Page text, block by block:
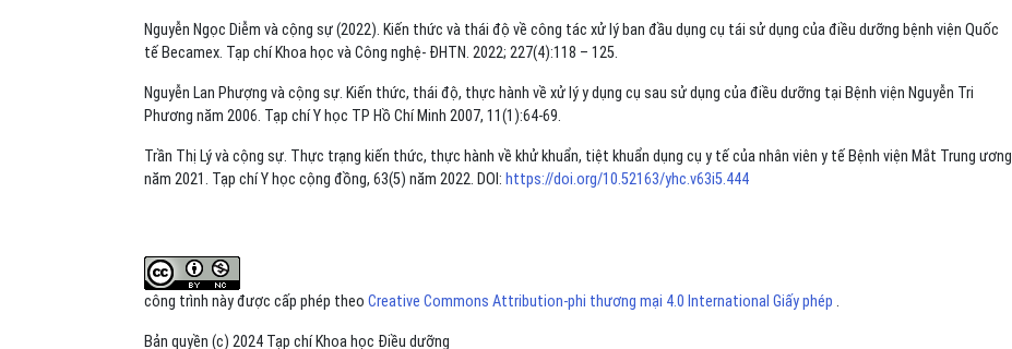
Nguyễn Ngọc Diễm và cộng sự (2022). Kiến thức và thái độ về công tác xử lý ban đầu dụng cụ tái sử dụng của điều dưỡng bệnh viện Quốc
tế Becamex. Tạp chí Khoa học và Công nghệ- ĐHTN. 2022; 227(4):118 – 125.
Nguyễn Lan Phượng và cộng sự. Kiến thức, thái độ, thực hành về xử lý y dụng cụ sau sử dụng của điều dưỡng tại Bệnh viện Nguyễn Tri
Phương năm 2006. Tạp chí Y học TP Hồ Chí Minh 2007, 11(1):64-69.
Trần Thị Lý và cộng sự. Thực trạng kiến thức, thực hành về khử khuẩn, tiệt khuẩn dụng cụ y tế của nhân viên y tế Bệnh viện Mắt Trung ương
năm 2021. Tạp chí Y học cộng đồng, 63(5) năm 2022. DOI: https://doi.org/10.52163/yhc.v63i5.444
công trình này được cấp phép theo Creative Commons Attribution-phi thương mại 4.0 International Giấy phép .
Bản quyền (c) 2024 Tạp chí Khoa học Điều dưỡng